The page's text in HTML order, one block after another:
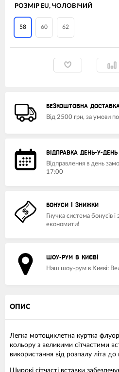
РОЗМІР EU, ЧОЛОВІЧИЙ
58 60 62
БЕЗКОШТОВНА
Від 2500 грн, за умови
ВІДПРАВКА ДЕНЬ-У-ДЕНЬ
Відправлення в день
17:00
БОНУСИ І ЗНИЖКИ
Гнучка система бонусів
економити!
ШОУ-РУМ В КИЄВІ
Наш шоу-рум в Києві:
ОПИС
Легка мотоциклетна куртка
кольору з великими сітчастими
використання від розпалу літа до
Широкі сітчасті вставки